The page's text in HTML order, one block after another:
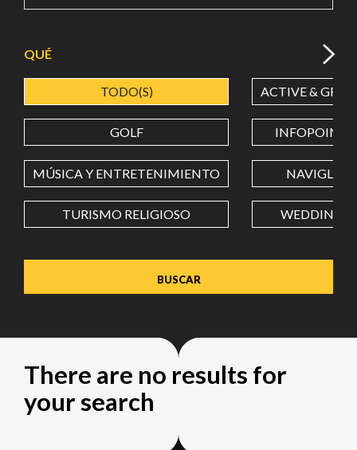
LONGITUD
Value in decimal degrees. Use dot (.) as decimal separator.
QUÉ
TODO(S) ACTIVE &
GOLF INFOPOINT
MÚSICA Y ENTRETENIMIENTO NAVIGLI
TURISMO RELIGIOSO WEDDING
There are no results for
your search